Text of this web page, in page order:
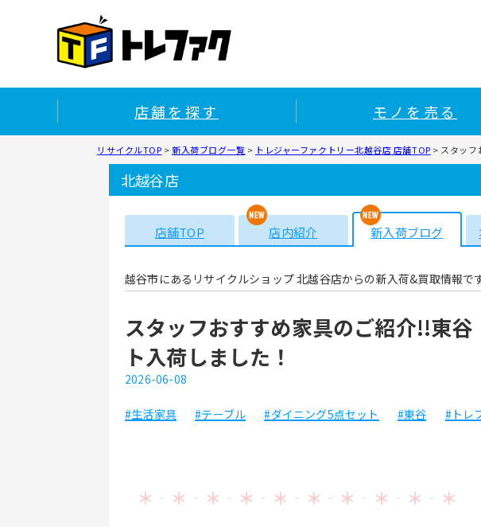
店舗を探す モノを売る
リサイクルTOP >新入荷ブログ一覧 > トレジャーファクトリー北越谷店 店舗TOP > スタッ
北越谷店
店舗TOP 店内紹介 新入荷ブログ
越谷市にあるリサイクルショップ 北越谷店からの新入荷&買取情報で
スタッフおすすめ家具のご紹介!!東
ト入荷しました！
2026-06-08
#生活家具 #テーブル #ダイニング5点セット #東谷 #トレ
＊ ‐ ＊ ‐ ＊ ‐ ＊ ‐ ＊ ‐ ＊ ‐ ＊ ‐ ＊ ‐ ＊ ‐ ＊